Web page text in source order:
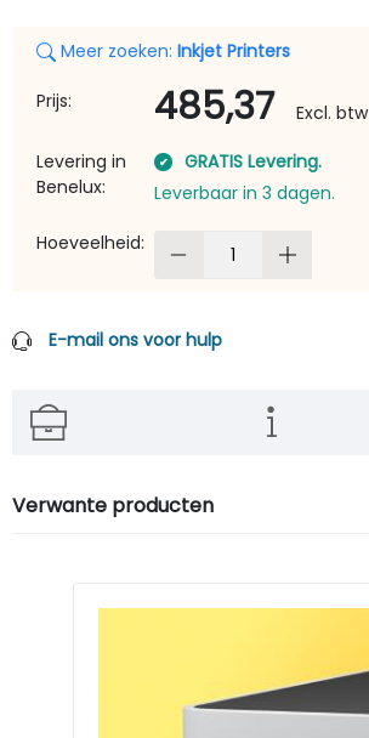
Meer zoeken: Inkjet Printers
Prijs: 485,37
Excl. btw
Levering in
Benelux:
GRATIS Levering.
Leverbaar in 3 dagen.
Hoeveelheid:
E-mail ons voor hulp
Verwante producten